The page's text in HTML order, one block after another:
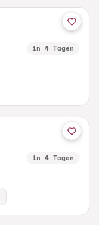
in 4 Tagen
in 4 Tagen